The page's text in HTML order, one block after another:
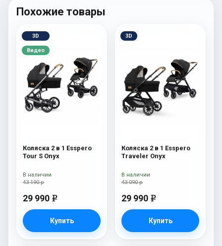
Похожие товары
3D
Видео
Коляска 2 в 1 Esspero
Tour S Onyx
43 190 р
29 990 e
Купить
В наличии
3D
Коляска 2 в 1 Esspero
Traveler Onyx
43 090 р
29 990 e
Купить
В наличии